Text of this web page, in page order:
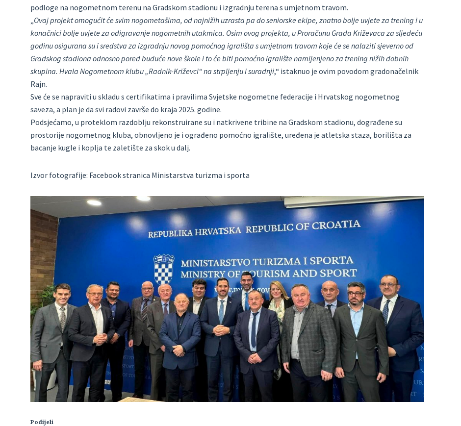
podloge na nogometnom terenu na Gradskom stadionu i izgradnju terena s umjetnom travom.
„Ovaj projekt omogućit će svim nogometašima, od najnižih uzrasta pa do seniorske ekipe, znatno bolje uvjete za trening i u
konačnici bolje uvjete za odigravanje nogometnih utakmica. Osim ovog projekta, u Proračunu Grada Križevaca za sljedeću
godinu osigurana su i sredstva za izgradnju novog pomoćnog igrališta s umjetnom travom koje će se nalaziti sjeverno od
Gradskog stadiona odnosno pored buduće nove škole i to će biti pomoćno igralište namijenjeno za trening nižih dobnih
skupina. Hvala Nogometnom klubu „Radnik-Križevci“ na strpljenju i suradnji,“ istaknuo je ovim povodom gradonačelnik
Rajn.
Sve će se napraviti u skladu s certifikatima i pravilima Svjetske nogometne federacije i Hrvatskog nogometnog
saveza, a plan je da svi radovi završe do kraja 2025. godine.
Podsjećamo, u proteklom razdoblju rekonstruirane su i natkrivene tribine na Gradskom stadionu, dograđene su
prostorije nogometnog kluba, obnovljeno je i ograđeno pomoćno igralište, uređena je atletska staza, borilišta za
bacanje kugle i koplja te zaletište za skok u dalj.
Izvor fotografije: Facebook stranica Ministarstva turizma i sporta
Podijeli